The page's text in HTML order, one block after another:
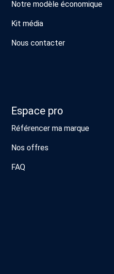
Notre modèle économique
Kit média
Nous contacter
Espace pro
Référencer ma marque
Nos offres
FAQ